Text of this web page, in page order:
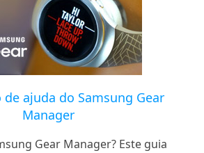
ajuda do Samsung Gear
Manager
Gear Manager? Este guia